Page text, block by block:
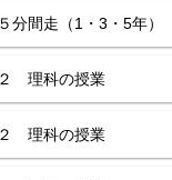
間走（1・3・5年）
理科の授業
理科の授業